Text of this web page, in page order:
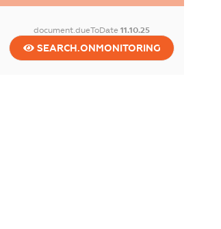
document.dueToDate11.10.25
SEARCH.ONMONITORING